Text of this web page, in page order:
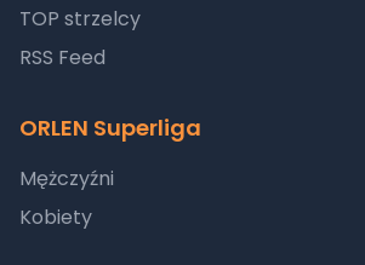
TOP strzelcy
RSS Feed
ORLEN Superliga
Mężczyźni
Kobiety